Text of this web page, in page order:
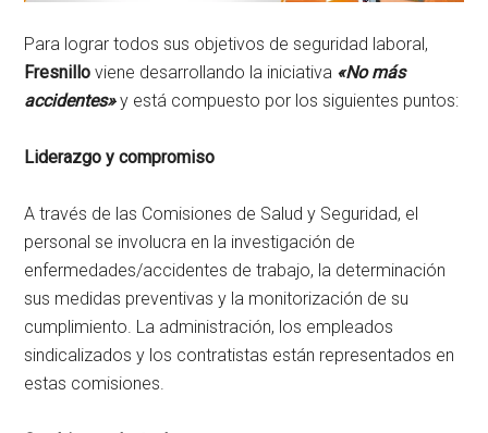
Para lograr todos sus objetivos de seguridad laboral,
Fresnillo viene desarrollando la iniciativa «No más
accidentes»y está compuesto por los siguientes puntos:
Liderazgo y compromiso
A través de las Comisiones de Salud y Seguridad, el
personal se involucra en la investigación de
enfermedades/accidentes de trabajo, la determinación
sus medidas preventivas y la monitorización de su
cumplimiento. La administración, los empleados
sindicalizados y los contratistas están representados en
estas comisiones.